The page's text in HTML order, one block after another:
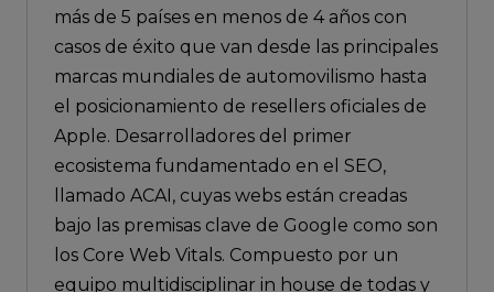
más de 5 países en menos de 4 años con
casos de éxito que van desde las principales
marcas mundiales de automovilismo hasta
el posicionamiento de resellers oficiales de
Apple. Desarrolladores del primer
ecosistema fundamentado en el SEO,
llamado ACAI, cuyas webs están creadas
bajo las premisas clave de Google como son
los Core Web Vitals. Compuesto por un
equipo multidisciplinar in house de todas y